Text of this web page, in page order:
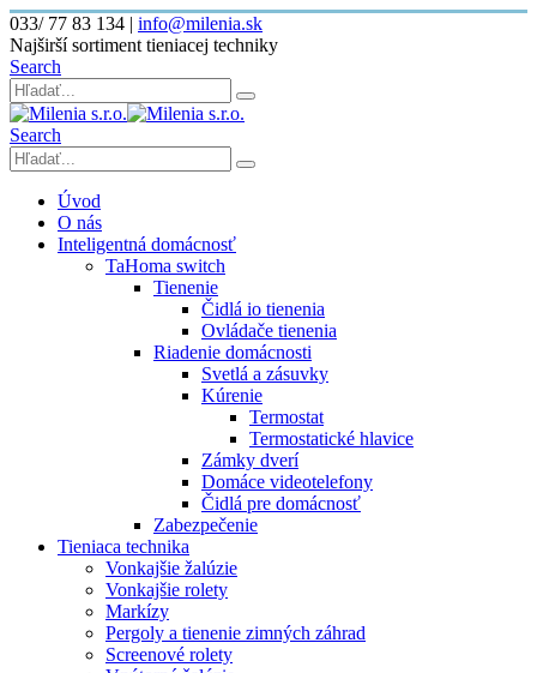
033/ 77 83 134 | info@milenia.sk
Najširší sortiment tieniacej techniky
Search
Search
Úvod
O nás
Inteligentná domácnosť
TaHoma switch
Tienenie
Čidlá io tienenia
Ovládače tienenia
Riadenie domácnosti
Svetlá a zásuvky
Kúrenie
Termostat
Termostatické hlavice
Zámky dverí
Domáce videotelefony
Čidlá pre domácnosť
Zabezpečenie
Tieniaca technika
Vonkajšie žalúzie
Vonkajšie rolety
Markízy
Pergoly a tienenie zimných záhrad
Screenové rolety